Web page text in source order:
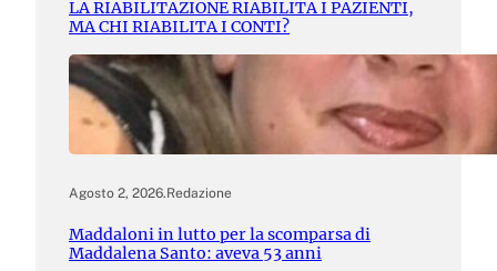
LA RIABILITAZIONE RIABILITA I PAZIENTI,
MA CHI RIABILITA I CONTI?
Agosto 2, 2026.Redazione
Maddaloni in lutto per la scomparsa di
Maddalena Santo: aveva 53 anni